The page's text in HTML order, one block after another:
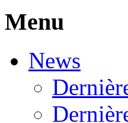
Menu
News